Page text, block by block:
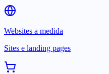
Websites a medida
Sites e landing pages